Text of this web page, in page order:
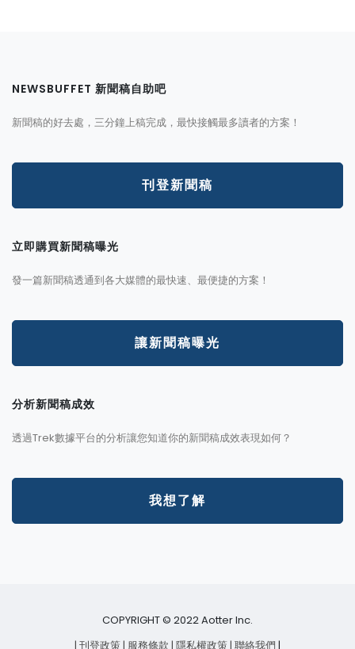
NEWSBUFFET 新聞稿自助吧
新聞稿的好去處，三分鐘上稿完成，最快接觸最多讀者的方案！
刊登新聞稿
立即購買新聞稿曝光
發一篇新聞稿透通到各大媒體的最快速、最便捷的方案！
讓新聞稿曝光
分析新聞稿成效
透過Trek數據平台的分析讓您知道你的新聞稿成效表現如何？
我想了解
COPYRIGHT © 2022 Aotter Inc.
| 刊登政策| 服務條款 | 隱私權政策| 聯絡我們 |